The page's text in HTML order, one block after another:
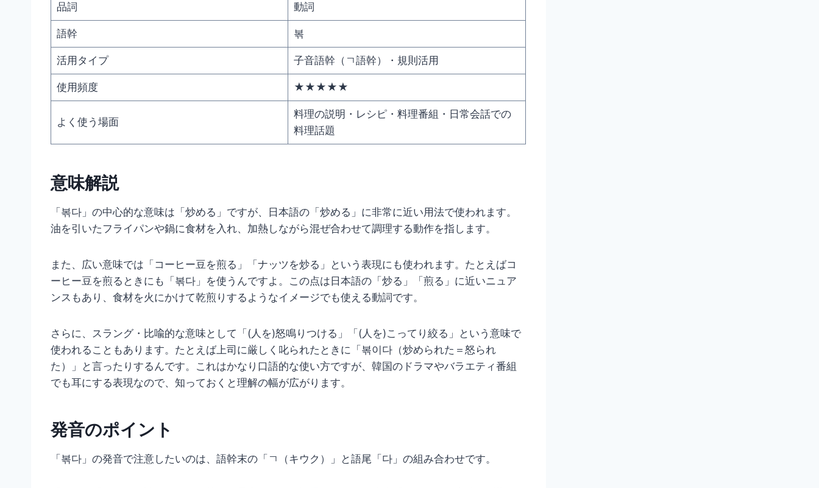
品詞 動詞
語幹 볶
活用タイプ 子音語幹（ㄱ語幹）・規則活用
使用頻度 ★★★★★
よく使う場面
料理の説明・レシピ・料理番組・日常会話での
料理話題
意味解説
「볶다」の中心的な意味は「炒める」ですが、日本語の「炒める」に非常に近い用法で使われます。
油を引いたフライパンや鍋に食材を入れ、加熱しながら混ぜ合わせて調理する動作を指します。
また、広い意味では「コーヒー豆を煎る」「ナッツを炒る」という表現にも使われます。たとえばコ
ーヒー豆を煎るときにも「볶다」を使うんですよ。この点は日本語の「炒る」「煎る」に近いニュア
ンスもあり、食材を火にかけて乾煎りするようなイメージでも使える動詞です。
さらに、スラング・比喩的な意味として「(人を)怒鳴りつける」「(人を)こってり絞る」という意味で
使われることもあります。たとえば上司に厳しく叱られたときに「볶이다（炒められた＝怒られ
た）」と言ったりするんです。これはかなり口語的な使い方ですが、韓国のドラマやバラエティ番組
でも耳にする表現なので、知っておくと理解の幅が広がります。
発音のポイント
「볶다」の発音で注意したいのは、語幹末の「ㄱ（キウク）」と語尾「다」の組み合わせです。